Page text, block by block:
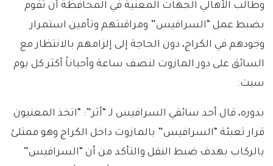
وطالب الأهالي الجهات المعنية في المحافظة أن تقوم
بضبط عمل “السرافيس” ومراقبتهم وتأمين استمرار
وجودهم في الكراج، دون الحاجة إلى إلزامهم بالانتظار مع
السائق على دور المازوت لنصف ساعة وأحياناً أكثر كل يوم
سبت.
بدوره، قال أحد سائقي السرافيس لـ “أثر”: “اتخذ المعنيون
قرار تعبئة “السرافيس” بالمازوت داخل الكراج وهو ممتلئ
بالركاب بهدف ضبط النقل والتأكد من أن “السرافيس”